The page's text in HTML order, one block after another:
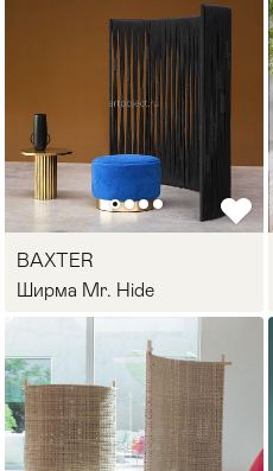
Мягкая мебель >
BAXTER
Ширма Mr. Hide